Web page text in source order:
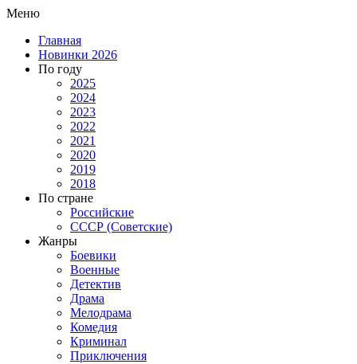
Меню
Главная
Новинки 2026
По году
2025
2024
2023
2022
2021
2020
2019
2018
По стране
Российские
СССР (Советские)
Жанры
Боевики
Военные
Детектив
Драма
Мелодрама
Комедия
Криминал
Приключения